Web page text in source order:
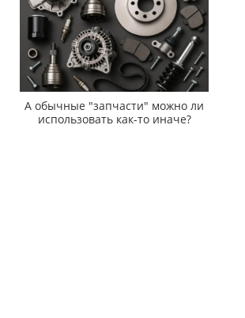
А обычные "запчасти" можно ли
использовать как-то иначе?